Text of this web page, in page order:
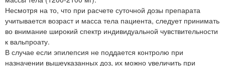
Несмотря на то, что при расчете суточной дозы препарата
учитывается возраст и масса тела пациента, следует принимать
во внимание широкий спектр индивидуальной чувствительности
к вальпроату.
В случае если эпилепсия не поддается контролю при
назначении вышеуказанных доз, их можно увеличить при